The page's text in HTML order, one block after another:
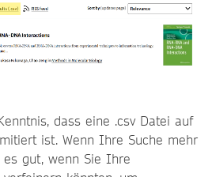
dass eine .csv Datei auf
ist. Wenn Ihre Suche mehr
gut, wenn Sie Ihre